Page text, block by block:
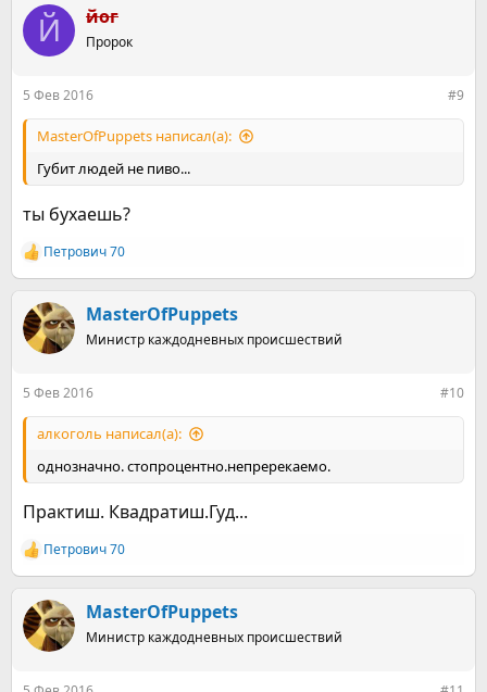
к
ц
и
Й йог
Пророк
5 Фев 2016 #9
MasterOfPuppets написал(а):
Губит людей не пиво...
ты бухаешь?
Р
е
к
ц
и
Петрович 70
MasterOfPuppets
Министр каждодневных происшествий
5 Фев 2016 #10
алкоголь написал(а):
однозначно. стопроцентно.непререкаемо.
Практиш. Квадратиш.Гуд...
Р
е
к
ц
и
Петрович 70
MasterOfPuppets
Министр каждодневных происшествий